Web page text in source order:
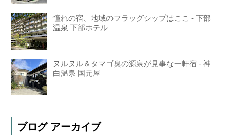
憧れの宿、地域のフラッグシップはここ - 下部
温泉 下部ホテル
ヌルヌル＆タマゴ臭の源泉が見事な一軒宿 - 神
白温泉 国元屋
ブログ アーカイブ